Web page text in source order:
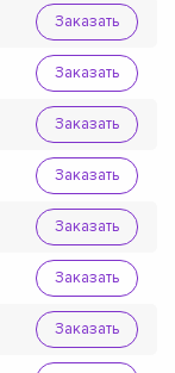
Заказать
Заказать
Заказать
Заказать
Заказать
Заказать
Заказать